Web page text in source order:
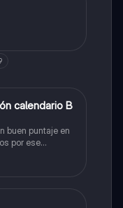
calendario B
buen puntaje en
por ese
universidad que
y no la que te